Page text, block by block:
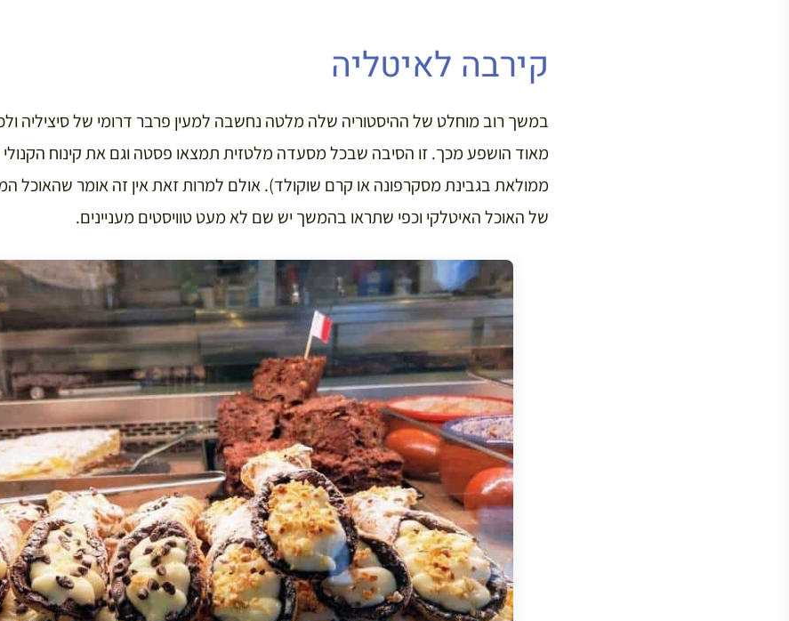
קירבה לאיטליה
במשך רוב מוחלט של ההיסטוריה שלה מלטה נחשבה למעין פרבר דרומי של סיציליה
מאוד הושפע מכך. זו הסיבה שבכל מסעדה מלטזית תמצאו פסטה וגם את קינוח
ממולאת בגבינת מסקרפונה או קרם שוקולד). אולם למרות זאת אין זה אומר שהאוכל
של האוכל האיטלקי וכפי שתראו בהמשך יש שם לא מעט טוויסטים מעניינים.